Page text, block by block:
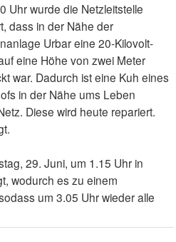
Uhr wurde die Netzleitstelle
dass in der Nähe der
Urbar eine 20-Kilovolt-
eine Höhe von zwei Meter
war. Dadurch ist eine Kuh eines
in der Nähe ums Leben
Diese wird heute repariert.
29. Juni, um 1.15 Uhr in
wodurch es zu einem
um 3.05 Uhr wieder alle